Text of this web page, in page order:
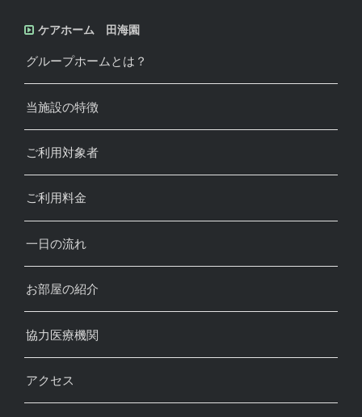
ケアホーム 田海園
グループホームとは？
当施設の特徴
ご利用対象者
ご利用料金
一日の流れ
お部屋の紹介
協力医療機関
アクセス